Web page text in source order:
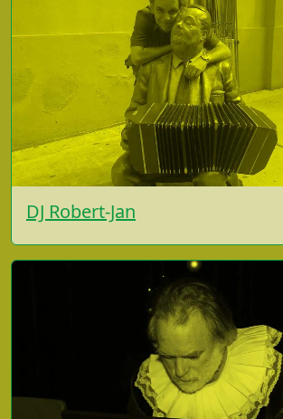
DJ Robert-Jan